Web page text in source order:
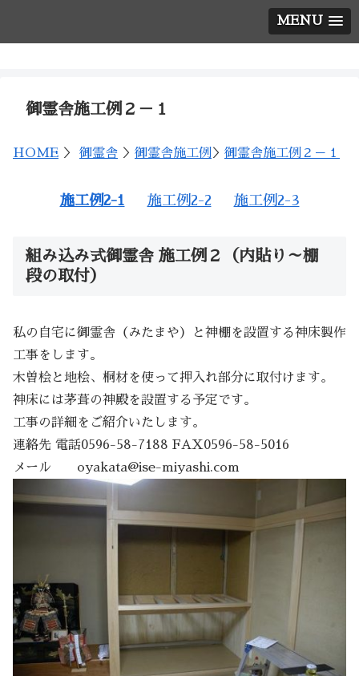
MENU
御霊舎施工例２－１
HOME ＞ 御霊舎 ＞ 御霊舎施工例 ＞ 御霊舎施工例２－１
施工例2-1 施工例2-2 施工例2-3
組み込み式御霊舎 施工例２（内貼り～棚
段の取付）
私の自宅に御霊舎（みたまや）と神棚を設置する神床製作
工事をします。
木曽桧と地桧、桐材を使って押入れ部分に取付けます。
神床には茅葺の神殿を設置する予定です。
工事の詳細をご紹介いたします。
連絡先 電話0596-58-7188 FAX0596-58-5016
メール oyakata@ise-miyashi.com